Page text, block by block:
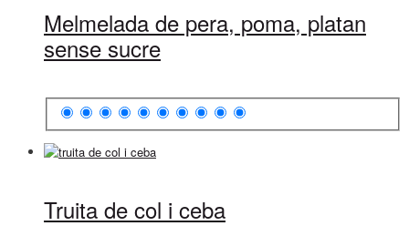
Melmelada de pera, poma, platan
sense sucre
Truita de col i ceba